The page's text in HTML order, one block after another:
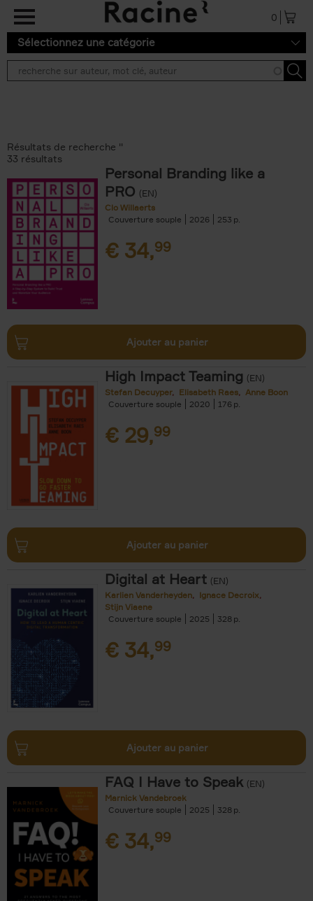
Aller au contenu principal
0
Sélectionnez une catégorie
Résultats de recherche ''
33 résultats
Personal Branding like a
PRO (EN)
Clo Willaerts
Couverture souple
2026 253
€ 34,99
Ajouter au panier
High Impact Teaming (EN)
Stefan Decuyper Elisabeth Raes
Anne Boon
Couverture souple
2020 176
€ 29,99
Ajouter au panier
Digital at Heart (EN)
Karlien Vanderheyden
Ignace Decroix
Stijn Viaene
Couverture souple
2025 328
€ 34,99
Ajouter au panier
FAQ I Have to Speak (EN)
Marnick Vandebroek
Couverture souple
2025 328
€ 34,99